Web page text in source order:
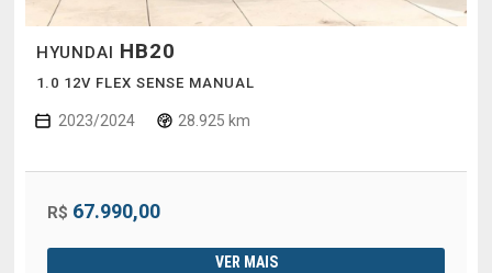
HYUNDAI HB20
1.0 12V FLEX SENSE MANUAL
2023/2024 28.925 km
R$ 67.990,00
VER MAIS